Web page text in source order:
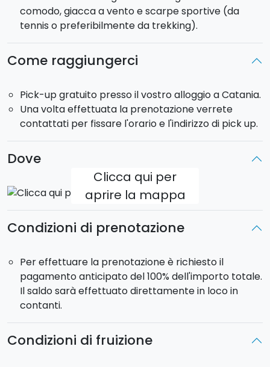
Rientro: ore 20:00/21:00 circa.
Pick-up: incluso presso il vostro alloggio a Catania.
Il tour sarà effettuato in minivan che può ospitare fino
a 8 passeggeri.
comodo, giacca a vento e scarpe sportive (da
tennis o preferibilmente da trekking).
Come raggiungerci
Pick-up gratuito presso il vostro alloggio a Catania.
Una volta effettuata la prenotazione verrete
contattati per fissare l'orario e l'indirizzo di pick up.
Dove
Clicca qui per
aprire la mappa
Condizioni di prenotazione
Per effettuare la prenotazione è richiesto il
pagamento anticipato del 100% dell'importo totale.
Il saldo sarà effettuato direttamente in loco in
contanti.
Condizioni di fruizione